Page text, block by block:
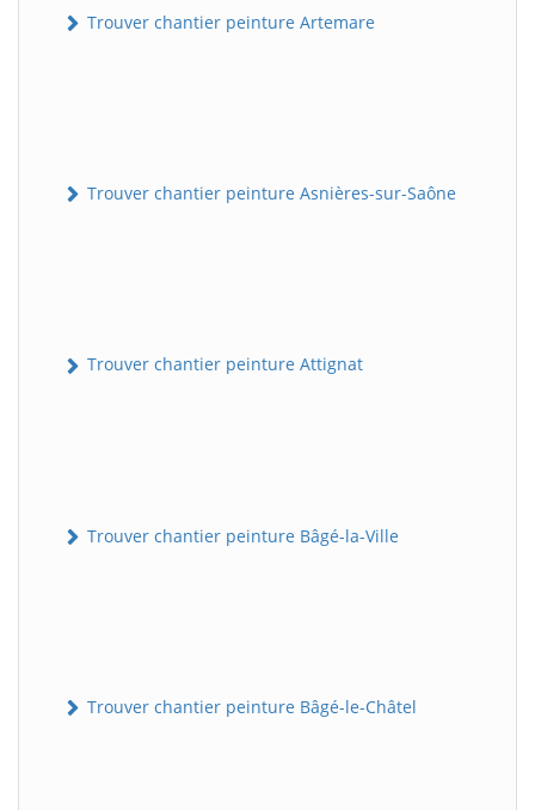
Trouver chantier peinture Artemare
Trouver chantier peinture Asnières-sur-Saône
Trouver chantier peinture Attignat
Trouver chantier peinture Bâgé-la-Ville
Trouver chantier peinture Bâgé-le-Châtel